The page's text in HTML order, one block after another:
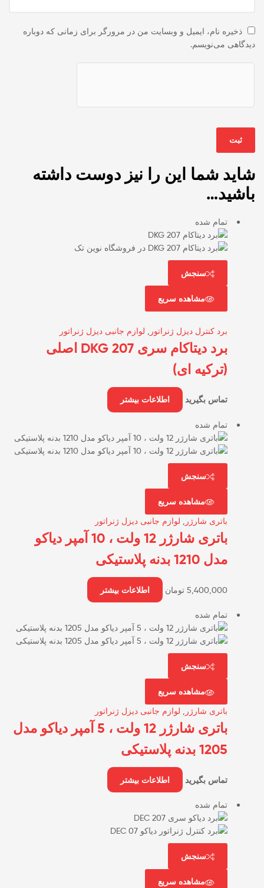
ذخیره نام، ایمیل و وبسایت من در مرورگر برای زمانی که دوباره
دیدگاهی می‌نویسم.
شاید شما این را نیز دوست داشته
باشید…
تمام شده
سنجش
مشاهده سریع
برد کنترل دیزل ژنراتور لوازم جانبی دیزل ژنراتور
برد دیتاکام سری DKG 207 اصلی
(ترکیه ای)
تماس بگیرید اطلاعات بیشتر
تمام شده
سنجش
مشاهده سریع
باتری شارژر لوازم جانبی دیزل ژنراتور
باتری شارژر 12 ولت ، 10 آمپر دیاکو
مدل 1210 بدنه پلاستیکی
5,400,000 تومان اطلاعات بیشتر
تمام شده
سنجش
مشاهده سریع
باتری شارژر لوازم جانبی دیزل ژنراتور
باتری شارژر 12 ولت ، 5 آمپر دیاکو مدل
1205 بدنه پلاستیکی
تماس بگیرید اطلاعات بیشتر
تمام شده
سنجش
مشاهده سریع